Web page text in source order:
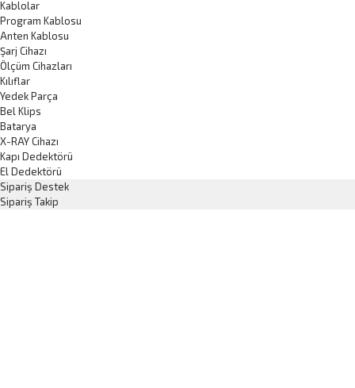
Kablolar
Program Kablosu
Anten Kablosu
Şarj Cihazı
Ölçüm Cihazları
Kılıflar
Yedek Parça
Bel Klips
Batarya
X-RAY Cihazı
Kapı Dedektörü
El Dedektörü
Sipariş Destek
Sipariş Takip